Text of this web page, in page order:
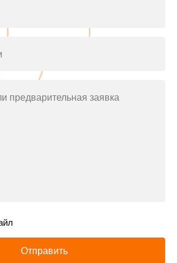
предварительная заявка
Отправить